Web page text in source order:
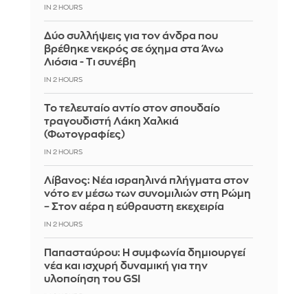
IN 2 HOURS
Δύο συλλήψεις για τον άνδρα που
βρέθηκε νεκρός σε όχημα στα Άνω
Λιόσια - Τι συνέβη
IN 2 HOURS
Το τελευταίο αντίο στον σπουδαίο
τραγουδιστή Λάκη Χαλκιά
(Φωτογραφίες)
IN 2 HOURS
Λίβανος: Νέα ισραηλινά πλήγματα στον
νότο εν μέσω των συνομιλιών στη Ρώμη
– Στον αέρα η εύθραυστη εκεχειρία
IN 2 HOURS
Παπασταύρου: Η συμφωνία δημιουργεί
νέα και ισχυρή δυναμική για την
υλοποίηση του GSI